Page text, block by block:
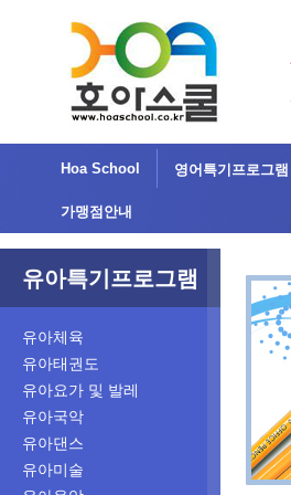
Hoa School 영어특기프로그램
가맹점안내
유아특기프로그램
유아체육
유아태권도
유아요가 및 발레
유아국악
유아댄스
유아미술